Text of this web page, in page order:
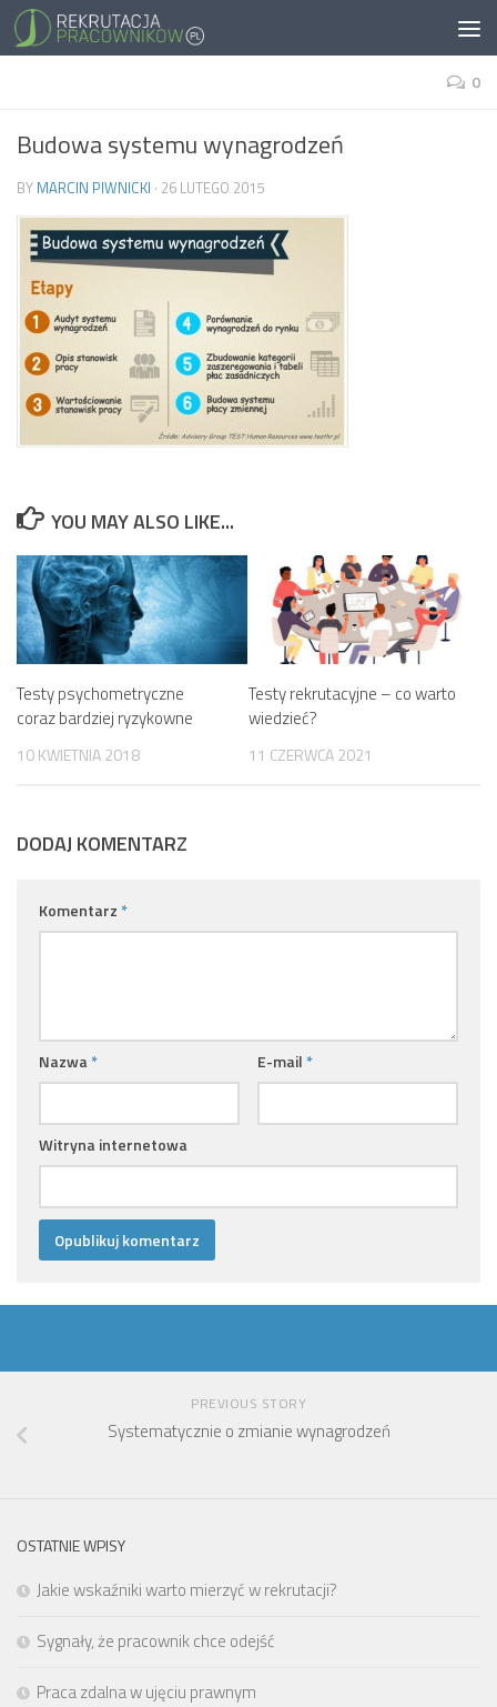
0
Budowa systemu wynagrodzeń
BY MARCIN PIWNICKI · 26 LUTEGO 2015
YOU MAY ALSO LIKE...
Testy psychometryczne
coraz bardziej ryzykowne
10 KWIETNIA 2018
Testy rekrutacyjne – co warto
wiedzieć?
11 CZERWCA 2021
DODAJ KOMENTARZ
Komentarz *
Nazwa * E-mail *
Witryna internetowa
PREVIOUS STORY
Systematycznie o zmianie wynagrodzeń
OSTATNIE WPISY
Jakie wskaźniki warto mierzyć w rekrutacji?
Sygnały, że pracownik chce odejść
Praca zdalna w ujęciu prawnym